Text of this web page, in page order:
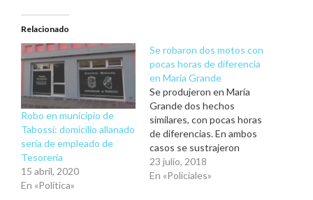
Relacionado
Robo en municipio de
Tabossi: domicilio allanado
sería de empleado de
Tesorería
15 abril, 2020
En «Política»
Se robaron dos motos con
pocas horas de diferencia
en Maria Grande
Se produjeron en María
Grande dos hechos
similares, con pocas horas
de diferencias. En ambos
casos se sustrajeron
motos, de domicilios
particulares de vecinos de
23 julio, 2018
En «Policiales»